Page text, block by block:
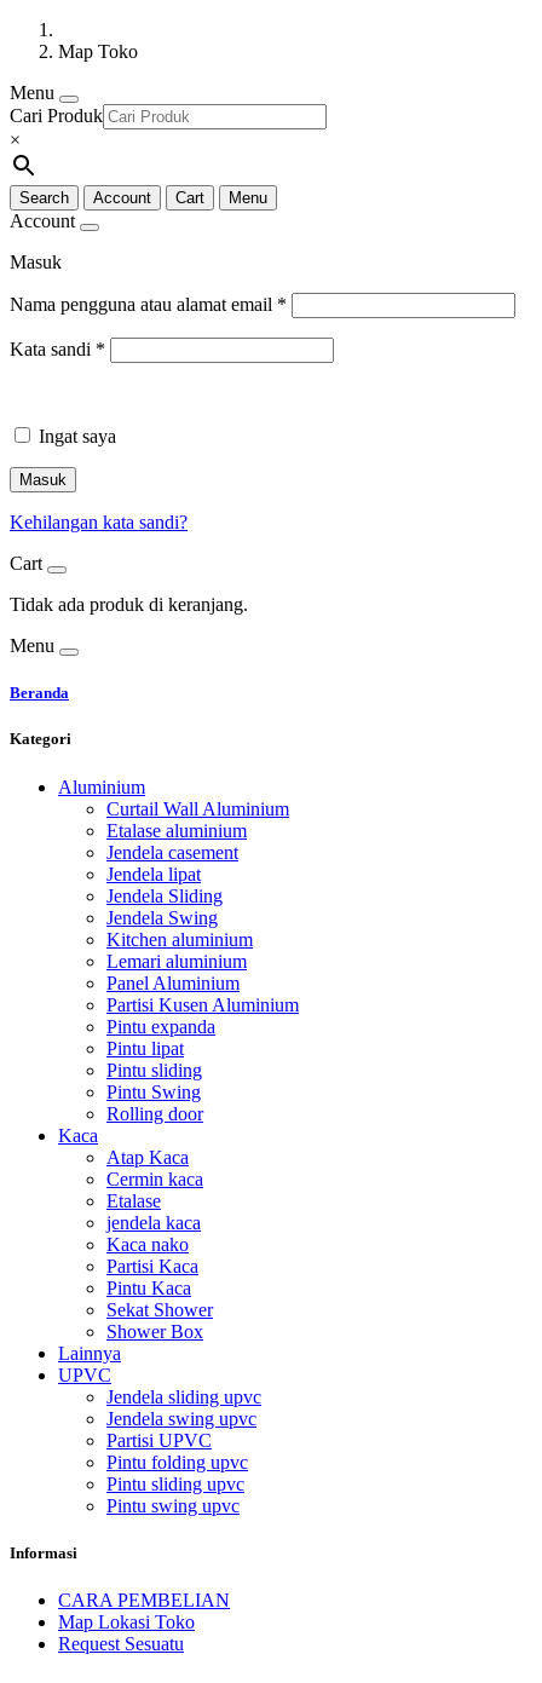
Map Toko
Menu
Cari Produk
×
Search Account Cart Menu
Account
Masuk
Nama pengguna atau alamat email *
Kata sandi *
Ingat saya
Masuk
Kehilangan kata sandi?
Cart
Tidak ada produk di keranjang.
Menu
Beranda
Kategori
Aluminium
Curtail Wall Aluminium
Etalase aluminium
Jendela casement
Jendela lipat
Jendela Sliding
Jendela Swing
Kitchen aluminium
Lemari aluminium
Panel Aluminium
Partisi Kusen Aluminium
Pintu expanda
Pintu lipat
Pintu sliding
Pintu Swing
Rolling door
Kaca
Atap Kaca
Cermin kaca
Etalase
jendela kaca
Kaca nako
Partisi Kaca
Pintu Kaca
Sekat Shower
Shower Box
Lainnya
UPVC
Jendela sliding upvc
Jendela swing upvc
Partisi UPVC
Pintu folding upvc
Pintu sliding upvc
Pintu swing upvc
Informasi
CARA PEMBELIAN
Map Lokasi Toko
Request Sesuatu